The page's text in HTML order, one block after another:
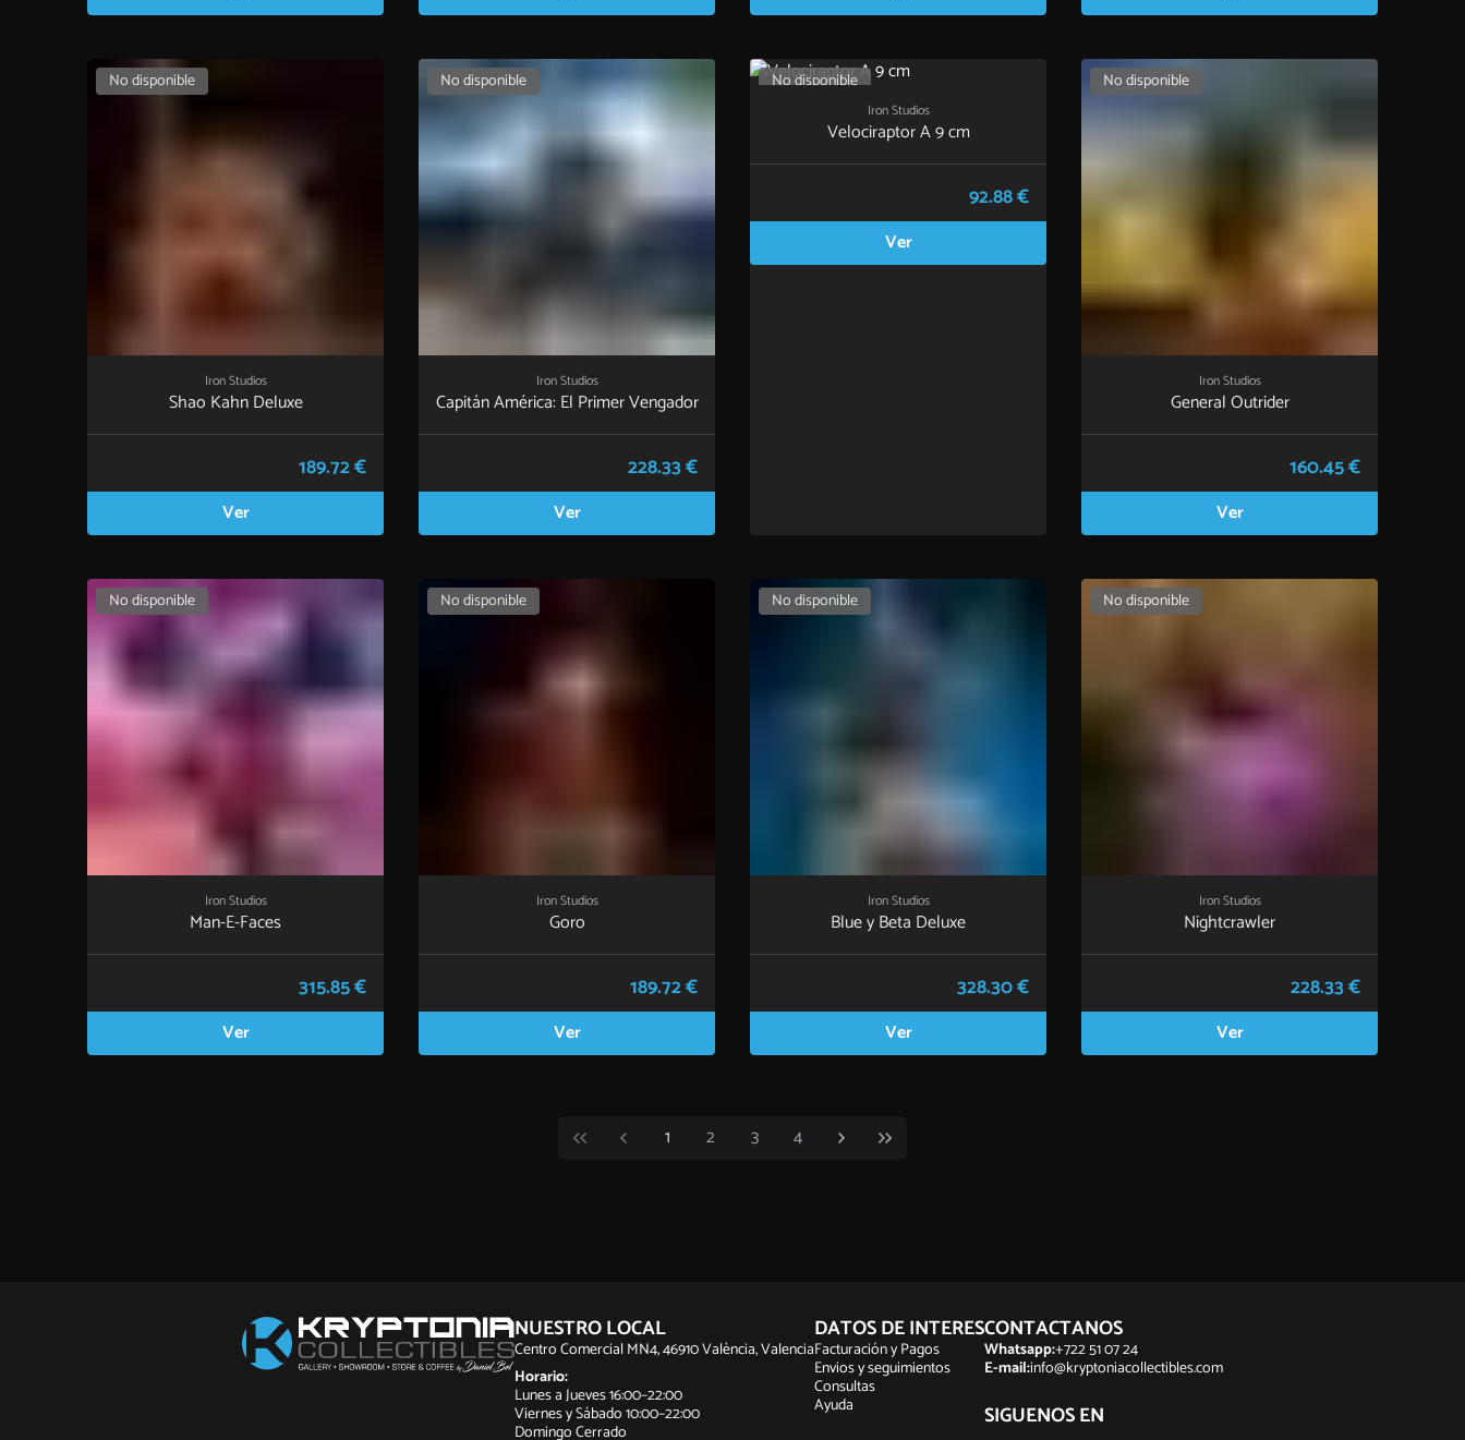
No disponible
Iron Studios
Shao Kahn Deluxe
189.72 €
Ver
No disponible
Iron Studios
Capitán América: El Primer Vengador
228.33 €
Ver
No disponible
Iron Studios
Velociraptor A 9 cm
92.88 €
Ver
No disponible
Iron Studios
General Outrider
160.45 €
Ver
No disponible
Iron Studios
Man-E-Faces
315.85 €
Ver
No disponible
Iron Studios
Goro
189.72 €
Ver
No disponible
Iron Studios
Blue y Beta Deluxe
328.30 €
Ver
No disponible
Iron Studios
Nightcrawler
228.33 €
Ver
1 2 3 4
NUESTRO LOCAL
Centro Comercial MN4, 46910 València, Valencia
Horario:
Lunes a Jueves 16:00–22:00
Viernes y Sábado 10:00–22:00
Domingo Cerrado
DATOS DE INTERES
Facturación y Pagos
Envios y seguimientos
Consultas
Ayuda
CONTACTANOS
Whatsapp:+722 51 07 24
E-mail:info@kryptoniacollectibles.com
SIGUENOS EN